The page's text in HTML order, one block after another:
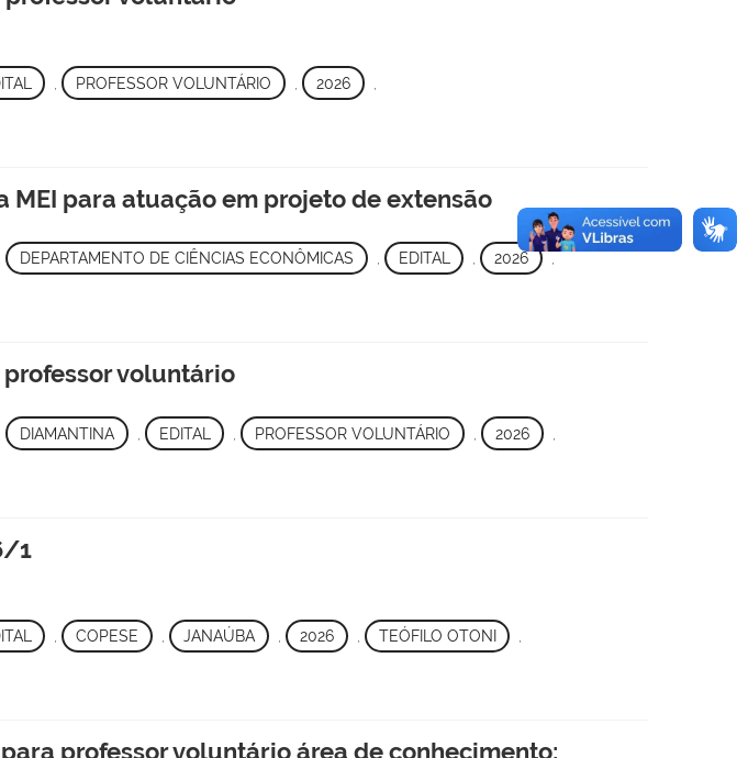
, PROFESSOR VOLUNTÁRIO , 2026
para atuação em projeto de extensão
DEPARTAMENTO DE CIÊNCIAS ECONÔMICAS EDITAL , 2026
voluntário
DIAMANTINA EDITAL , PROFESSOR VOLUNTÁRIO , 2026
1
, COPESE , JANAÚBA 2026 TEÓFILO OTONI
professor voluntário área de conhecimento: